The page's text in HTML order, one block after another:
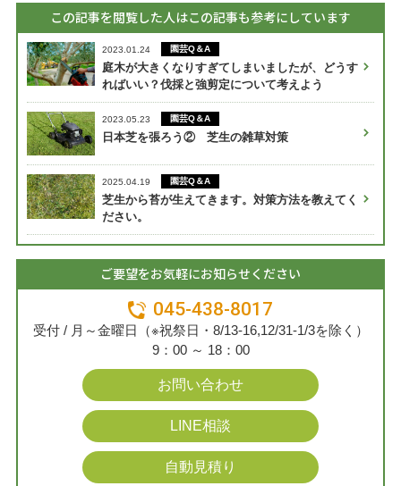
この記事を閲覧した人はこの記事も参考にしています
2023.01.24 園芸Q＆A
庭木が大きくなりすぎてしまいましたが、どうす
ればいい？伐採と強剪定について考えよう
2023.05.23 園芸Q＆A
日本芝を張ろう② 芝生の雑草対策
2025.04.19 園芸Q＆A
芝生から苔が生えてきます。対策方法を教えてく
ださい。
ご要望をお気軽にお知らせください
045-438-8017
受付 / 月～金曜日（※祝祭日・8/13-16,12/31-1/3を除く）
9：00 ～ 18：00
お問い合わせ
LINE相談
自動見積り